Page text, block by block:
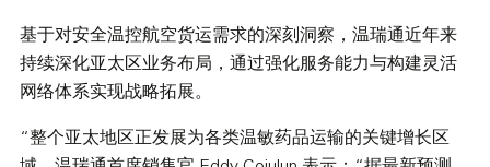
基于对安全温控航空货运需求的深刻洞察，温瑞通近年来
持续深化亚太区业务布局，通过强化服务能力与构建灵活
网络体系实现战略拓展。
“整个亚太地区正发展为各类温敏药品运输的关键增长区